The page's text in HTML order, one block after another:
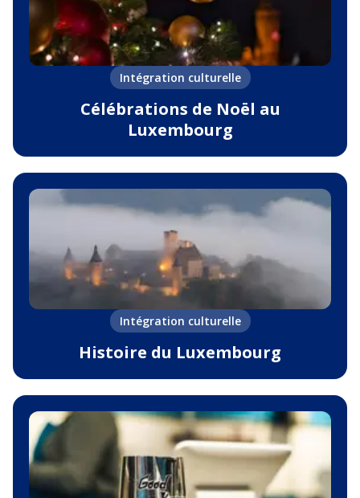
Intégration culturelle
Célébrations de Noël au
Luxembourg
Intégration culturelle
Histoire du Luxembourg